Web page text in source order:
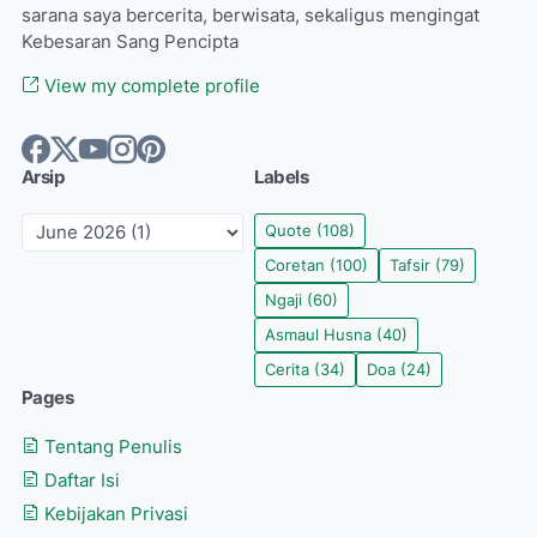
sarana saya bercerita, berwisata, sekaligus mengingat
Kebesaran Sang Pencipta
View my complete profile
Arsip Labels
Quote (108)
Coretan (100) Tafsir (79)
Ngaji (60)
Asmaul Husna (40)
Cerita (34) Doa (24)
Pages
Tentang Penulis
Daftar Isi
Kebijakan Privasi